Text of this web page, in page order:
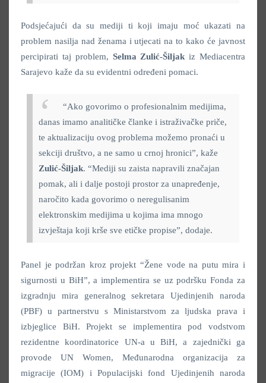
Podsjećajući da su mediji ti koji imaju moć ukazati na
problem nasilja nad ženama i utjecati na to kako će javnost
percipirati taj problem, Selma Zulić-Šiljakiz Mediacentra
Sarajevo kaže da su evidentni određeni pomaci.
“Ako govorimo o profesionalnim medijima,
danas imamo analitičke članke i istraživačke priče,
te aktualizaciju ovog problema možemo pronaći u
sekciji društvo, a ne samo u crnoj hronici”, kaže
Zulić-Šiljak. “Mediji su zaista napravili značajan
pomak, ali i dalje postoji prostor za unapređenje,
naročito kada govorimo o neregulisanim
elektronskim medijima u kojima ima mnogo
izvještaja koji krše sve etičke propise”, dodaje.
Panel je podržan kroz projekt “Žene vode na putu mira i
sigurnosti u BiH”, a implementira se uz podršku Fonda za
izgradnju mira generalnog sekretara Ujedinjenih naroda
(PBF) u partnerstvu s Ministarstvom za ljudska prava i
izbjeglice BiH. Projekt se implementira pod vodstvom
rezidentne koordinatorice UN-a u BiH, a zajednički ga
provode UN Women, Međunarodna organizacija za
migracije (IOM) i Populacijski fond Ujedinjenih naroda